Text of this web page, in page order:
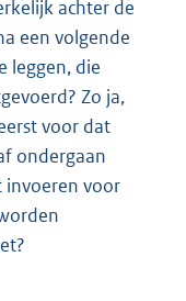
achter de
een volgende
leggen, die
Zo ja,
voor dat
ondergaan
voor